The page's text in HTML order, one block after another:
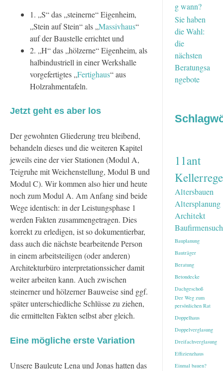
1. „S“ das „steinerne“ Eigenheim,
„Stein auf Stein“ als „Massivhaus“
auf der Baustelle errichtet und
2. „H“ das „hölzerne“ Eigenheim, als
halbindustriell in einer Werkshalle
vorgefertigtes „Fertighaus“ aus
Holzrahmentafeln.
Jetzt geht es aber los
Der gewohnten Gliederung treu bleibend,
behandeln dieses und die weiteren Kapitel
jeweils eine der vier Stationen (Modul A,
Teigruhe mit Weichenstellung, Modul B und
Modul C). Wir kommen also hier und heute
noch zum Modul A. Am Anfang sind beide
Wege identisch: in der Leistungsphase 1
werden Fakten zusammengetragen. Dies
korrekt zu erledigen, ist so dokumentierbar,
dass auch die nächste bearbeitende Person
in einem arbeitsteiligen (oder anderen)
Architekturbüro interpretationssicher damit
weiter arbeiten kann. Auch zwischen
steinerner und hölzerner Bauweise sind ggf.
später unterschiedliche Schlüsse zu ziehen,
die ermittelten Fakten selbst aber gleich.
Eine mögliche erste Variation
Unsere Bauleute Lena und Jonas hatten das
g wann?
Sie haben
die Wahl:
die
nächsten
Beratungsa
ngebote
11ant
Altersbauen
Altersplanung
Architekt
Bauplanung
Bauträger
Beratung
Betondecke
Dachgeschoß
Der Weg zum
persönlichen Rat
Doppelhaus
Doppelverglasung
Dreifachverglasung
Effizienzhaus
Einmal bauen?